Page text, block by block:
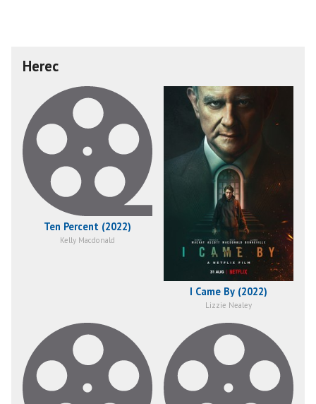
Herec
Ten Percent (2022)
Kelly Macdonald
I Came By (2022)
Lizzie Nealey